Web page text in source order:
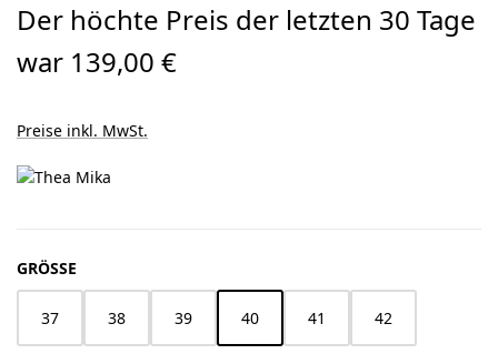
Der höchte Preis der letzten 30 Tage
war 139,00 €
Preise inkl. MwSt.
GRÖSSE
37 38 39 40 41 42